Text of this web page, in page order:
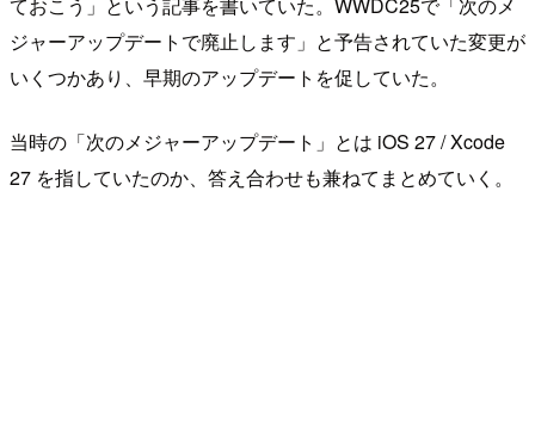
ジャーアップデートで廃止します」と予告されていた変更が
いくつかあり、早期のアップデートを促していた。
当時の「次のメジャーアップデート」とは iOS 27 / Xcode
27 を指していたのか、答え合わせも兼ねてまとめていく。